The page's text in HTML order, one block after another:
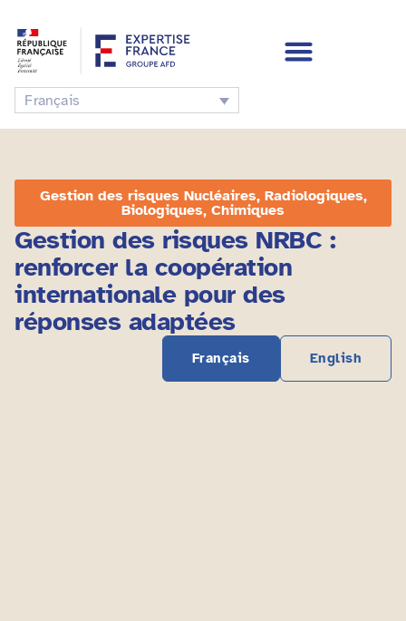
Français
Gestion des risques Nucléaires, Radiologiques,
Biologiques, Chimiques
Gestion des risques NRBC :
renforcer la coopération
internationale pour des
réponses adaptées
Français English